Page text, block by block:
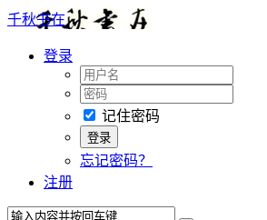
千秋书在
登录
记住密码
忘记密码？
注册